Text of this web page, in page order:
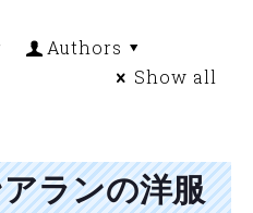
Authors
Show all
ランの洋服